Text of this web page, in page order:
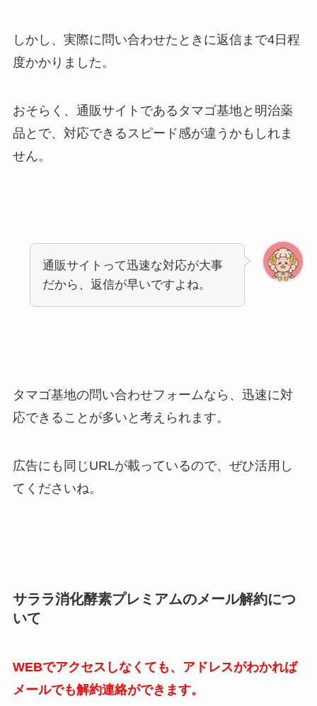
しかし、実際に問い合わせたときに返信まで4日程
度かかりました。
おそらく、通販サイトであるタマゴ基地と明治薬
品とで、対応できるスピード感が違うかもしれま
せん。
通販サイトって迅速な対応が大事
だから、返信が早いですよね。
タマゴ基地の問い合わせフォームなら、迅速に対
応できることが多いと考えられます。
広告にも同じURLが載っているので、ぜひ活用し
てくださいね。
サララ消化酵素プレミアムのメール解約につ
いて
WEBでアクセスしなくても、アドレスがわかれば
メールでも解約連絡ができます。